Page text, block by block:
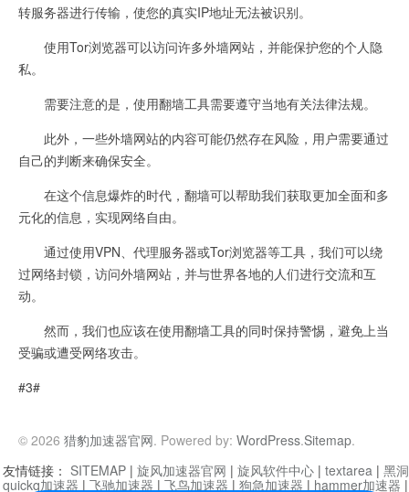
转服务器进行传输，使您的真实IP地址无法被识别。
使用Tor浏览器可以访问许多外墙网站，并能保护您的个人隐
私。
需要注意的是，使用翻墙工具需要遵守当地有关法律法规。
此外，一些外墙网站的内容可能仍然存在风险，用户需要通过
自己的判断来确保安全。
在这个信息爆炸的时代，翻墙可以帮助我们获取更加全面和多
元化的信息，实现网络自由。
通过使用VPN、代理服务器或Tor浏览器等工具，我们可以绕
过网络封锁，访问外墙网站，并与世界各地的人们进行交流和互
动。
然而，我们也应该在使用翻墙工具的同时保持警惕，避免上当
受骗或遭受网络攻击。
#3#
© 2026 猎豹加速器官网. Powered by: WordPress.Sitemap.
友情链接： SITEMAP | 旋风加速器官网 | 旋风软件中心 | textarea | 黑
quickq加速器 | 飞驰加速器 | 飞鸟加速器 | 狗急加速器 | hammer加速器